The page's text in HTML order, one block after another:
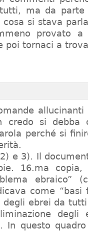
ma da parte
si stava
provato a
poi tornaci a
credo si debba
perché si
e 3). Il
16.ma copia,
ebraico”
come “basi
degli ebrei da
degli
In questo